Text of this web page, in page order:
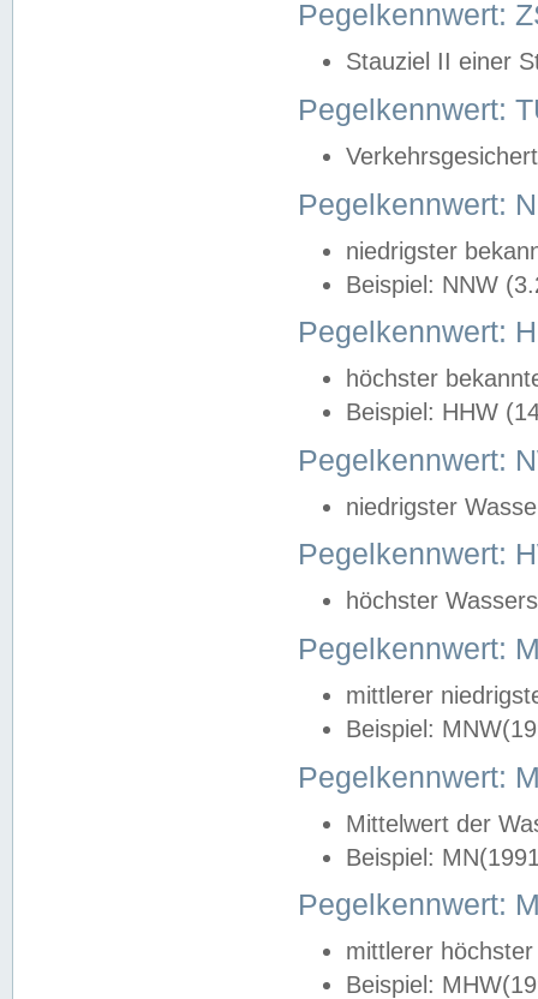
Pegelkennwert:
Stauziel II einer
Pegelkennwert:
Pegelkennwert:
niedrigster
Beispiel: NNW
Pegelkennwert:
höchster
Beispiel: HHW
Pegelkennwert:
niedrigster
Pegelkennwert:
höchster
Pegelkennwert:
mittlerer
Beispiel:
Pegelkennwert:
Mittelwert der
Beispiel:
Pegelkennwert:
mittlerer
Beispiel: